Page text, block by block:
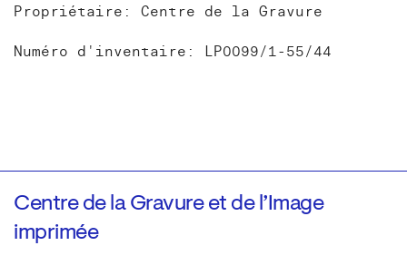
Propriétaire: Centre de la Gravure
Numéro d'inventaire: LP0099/1-55/44
Centre de la Gravure et de l’Image
imprimée